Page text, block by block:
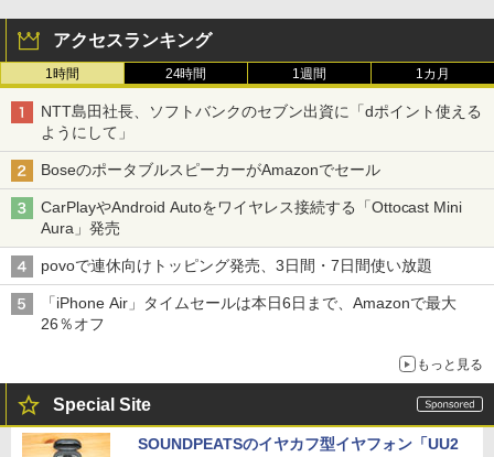
アクセスランキング
1時間 24時間 1週間 1カ月
NTT島田社長、ソフトバンクのセブン出資に「dポイント使える
ようにして」
BoseのポータブルスピーカーがAmazonでセール
CarPlayやAndroid Autoをワイヤレス接続する「Ottocast Mini
Aura」発売
povoで連休向けトッピング発売、3日間・7日間使い放題
「iPhone Air」タイムセールは本日6日まで、Amazonで最大
26％オフ
もっと見る
Special Site
SOUNDPEATSのイヤカフ型イヤフォン「UU2